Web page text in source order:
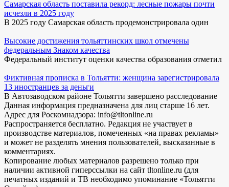
Самарская область поставила рекорд: лесные пожары почти
исчезли в 2025 году
В 2025 году Самарская область продемонстрировала один
Высокие достижения тольяттинских школ отмечены
федеральным Знаком качества
Федеральный институт оценки качества образования отметил
Фиктивная прописка в Тольятти: женщина зарегистрировала
13 иностранцев за деньги
В Автозаводском районе Тольятти завершено расследование
Данная информация предназначена для лиц старше 16 лет.
Адрес для Роскомнадзора: info@tltonline.ru
Распространяется бесплатно. Редакция не участвует в
производстве материалов, помеченных «на правах рекламы»
и может не разделять мнения пользователей, высказанные в
комментариях.
Копирование любых материалов разрешено только при
наличии активной гиперссылки на сайт tltonline.ru (для
печатных изданий и ТВ необходимо упоминание «Тольятти